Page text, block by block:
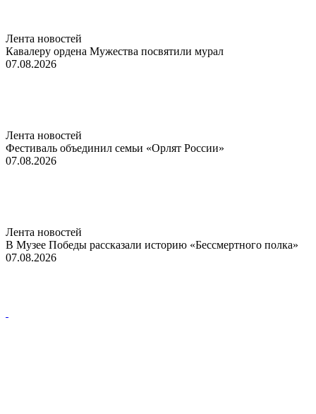
Лента новостей
Кавалеру ордена Мужества посвятили мурал
07.08.2026
Лента новостей
Фестиваль объединил семьи «Орлят России»
07.08.2026
Лента новостей
В Музее Победы рассказали историю «Бессмертного полка»
07.08.2026